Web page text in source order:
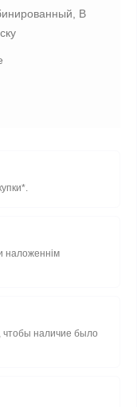
В
наложеннім
наличие было